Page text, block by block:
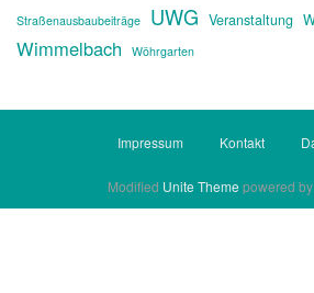
Straßenausbaubeiträge UWG Veranstaltung
Wimmelbach Wöhrgarten
Impressum Kontakt
Modified Unite Theme powered by